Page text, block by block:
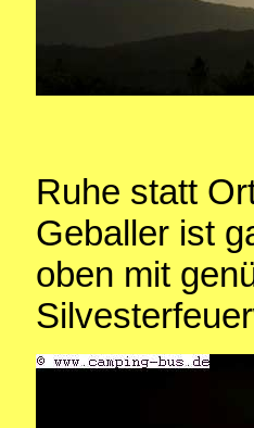
Ruhe statt
Geballer ist
oben mit